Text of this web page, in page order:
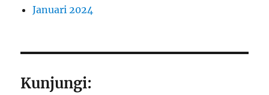
Januari 2024
Kunjungi: